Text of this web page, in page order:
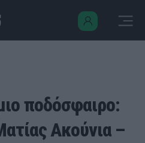
ποδόσφαιρο:
Ακούνια –